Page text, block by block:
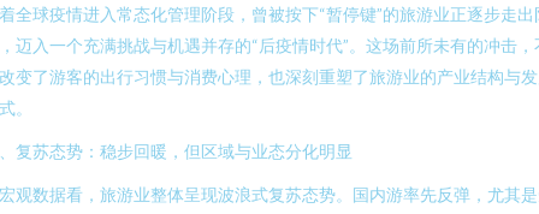
全球疫情进入常态化管理阶段，曾被按下“暂停键”的旅游业正逐步走出
迈入一个充满挑战与机遇并存的“后疫情时代”。这场前所未有的冲击，
变了游客的出行习惯与消费心理，也深刻重塑了旅游业的产业结构与
。
复苏态势：稳步回暖，但区域与业态分化明显
观数据看，旅游业整体呈现波浪式复苏态势。国内游率先反弹，尤其